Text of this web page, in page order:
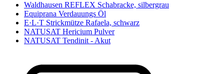
Waldhausen REFLEX Schabracke, silbergrau
Equiprana Verdauungs Öl
E·L·T Strickmütze Rafaela, schwarz
NATUSAT Hericium Pulver
NATUSAT Tendinit - Akut